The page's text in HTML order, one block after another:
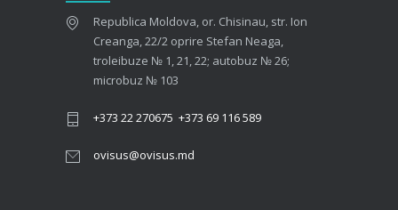
Republica Moldova, or. Chisinau, str. Ion
Creanga, 22/2 oprire Stefan Neaga,
troleibuze № 1, 21, 22; autobuz № 26;
microbuz № 103
+373 22 270675 +373 69 116 589
ovisus@ovisus.md